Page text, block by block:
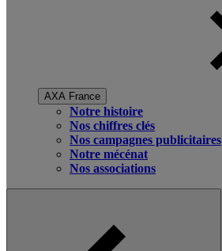
AXA France
Notre histoire
Nos chiffres clés
Nos campagnes publicitaires
Notre mécénat
Nos associations